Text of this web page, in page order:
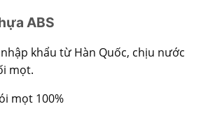
ABS
khẩu từ Hàn Quốc, chịu nước
mọt.
mọt 100%